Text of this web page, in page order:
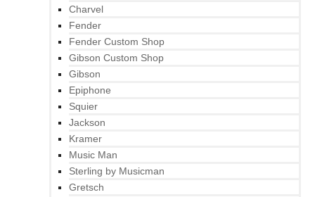
Charvel
Fender
Fender Custom Shop
Gibson Custom Shop
Gibson
Epiphone
Squier
Jackson
Kramer
Music Man
Sterling by Musicman
Gretsch